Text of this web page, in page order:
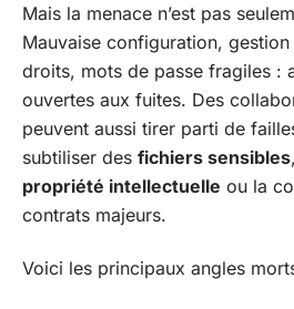
Mais la menace n’est pas
Mauvaise configuration,
droits, mots de passe fragiles :
ouvertes aux fuites. Des
peuvent aussi tirer parti de
subtiliser des fichiers sensibles
propriété intellectuelle ou la
contrats majeurs.
Voici les principaux angles